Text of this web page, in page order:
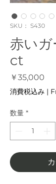
SKU： S430
赤いガ
ct
￥35,000
格
消費税込み |
数量 *